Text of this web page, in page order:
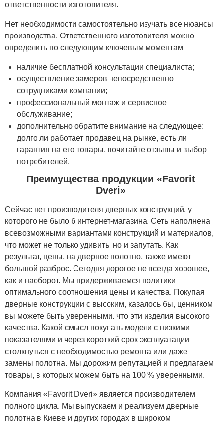
ответственности изготовителя.
Нет необходимости самостоятельно изучать все нюансы
производства. Ответственного изготовителя можно
определить по следующим ключевым моментам:
наличие бесплатной консультации специалиста;
осуществление замеров непосредственно
сотрудниками компании;
профессиональный монтаж и сервисное
обслуживание;
дополнительно обратите внимание на следующее:
долго ли работает продавец на рынке, есть ли
гарантия на его товары, почитайте отзывы и выбор
потребителей.
Преимущества продукции «Favorit
Dveri»
Сейчас нет производителя дверных конструкций, у
которого не было б интернет-магазина. Сеть наполнена
всевозможными вариантами конструкций и материалов,
что может не только удивить, но и запутать. Как
результат, цены, на дверное полотно, также имеют
большой разброс. Сегодня дорогое не всегда хорошее,
как и наоборот. Мы придерживаемся политики
оптимального соотношения цены и качества. Покупая
дверные конструкции с высоким, казалось бы, ценником
вы можете быть уверенными, что эти изделия высокого
качества. Какой смысл покупать модели с низкими
показателями и через короткий срок эксплуатации
столкнуться с необходимостью ремонта или даже
замены полотна. Мы дорожим репутацией и предлагаем
товары, в которых можем быть на 100 % уверенными.
Компания «Favorit Dveri» является производителем
полного цикла. Мы выпускаем и реализуем дверные
полотна в Киеве и других городах в широком